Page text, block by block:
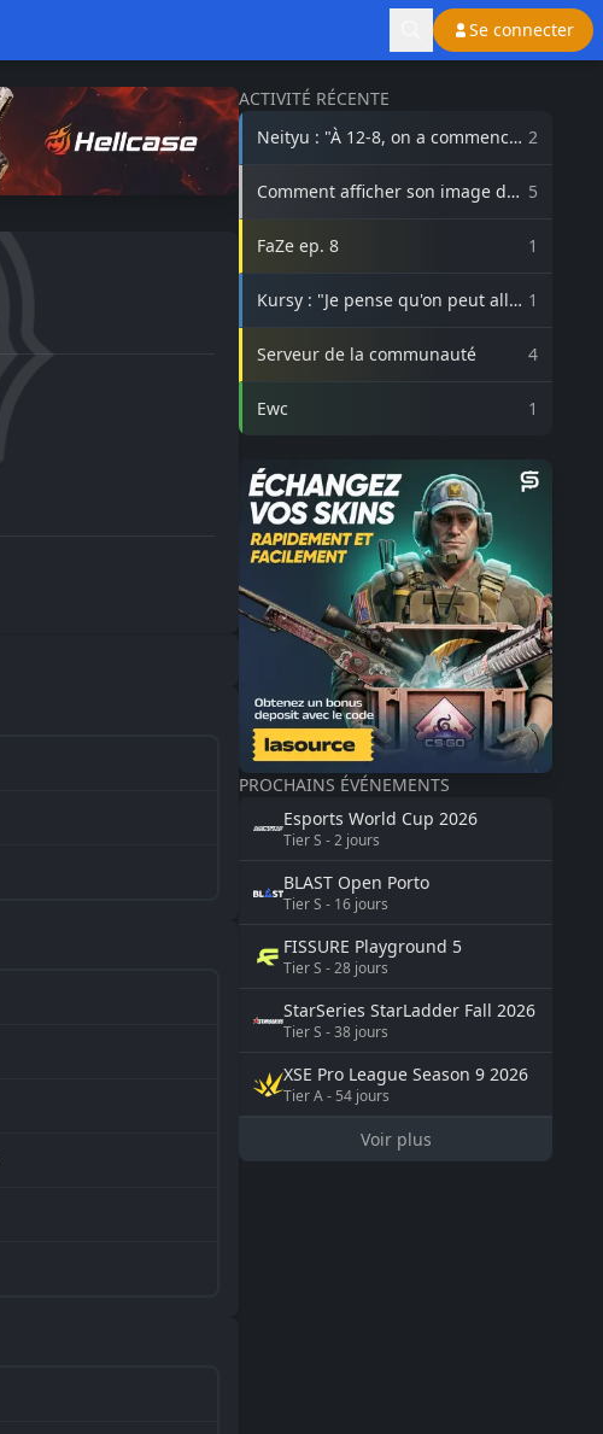
Se connecter
ACTIVITÉ RÉCENTE
Neityu : "À 12-8, on a commencé 2
Comment afficher son image de
5
FaZe ep. 8 1
Kursy : "Je pense qu'on peut aller
3DMAX"
1
Serveur de la communauté 4
Ewc 1
PROCHAINS ÉVÉNEMENTS
Esports World Cup 2026
TierS -2 jours
BLAST Open Porto
TierS - 16 jours
FISSURE Playground 5
TierS -28 jours
StarSeries StarLadder Fall 2026
TierS -38 jours
XSE Pro League Season 9 2026
TierA- 54 jours
Voir plus